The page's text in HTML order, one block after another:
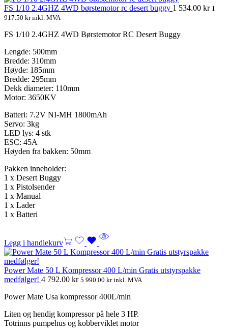
FS 1/10 2.4GHZ 4WD børstemotor rc desert buggy 1 534.00 kr 1
917.50 krinkl. MVA
FS 1/10 2.4GHZ 4WD Børstemotor RC Desert Buggy
Lengde: 500mm
Bredde: 310mm
Høyde: 185mm
Bredde: 295mm
Dekk diameter: 110mm
Motor: 3650KV
Batteri: 7.2V NI-MH 1800mAh
Servo: 3kg
LED lys: 4 stk
ESC: 45A
Høyden fra bakken: 50mm
Pakken inneholder:
1 x Desert Buggy
1 x Pistolsender
1 x Manual
1 x Lader
1 x Batteri
Legg i handlekurv
Power Mate 50 L Kompressor 400 L/min Gratis utstyrspakke
medfølger! 4 792.00 kr 5 990.00 krinkl. MVA
Power Mate Usa kompressor 400L/min
Liten og hendig kompressor på hele 3 HP.
Totrinns pumpehus og kobberviklet motor